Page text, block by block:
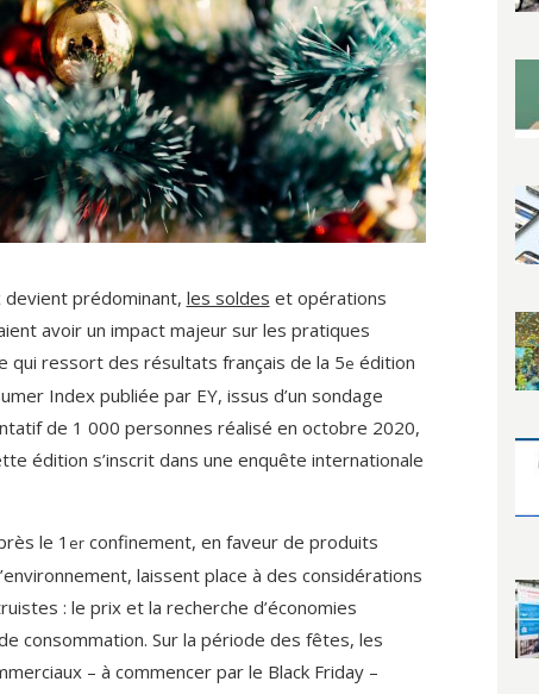
prédominant, les soldes et opérations
avoir un impact majeur sur les pratiques
qui ressort des résultats français de la 5e édition
Index publiée par EY, issus d’un sondage
de 1 000 personnes réalisé en octobre 2020,
édition s’inscrit dans une enquête internationale
le 1 erconfinement, en faveur de produits
laissent place à des considérations
: le prix et la recherche d’économies
consommation. Sur la période des fêtes, les
– à commencer par le Black Friday –